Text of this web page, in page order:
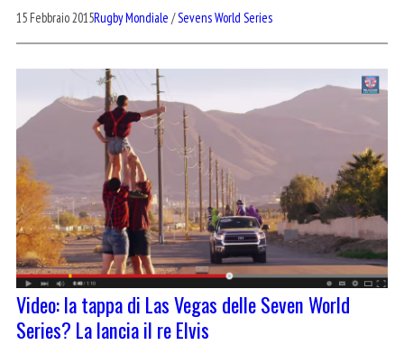
15 Febbraio 2015Rugby Mondiale /Sevens World Series
Video: la tappa di Las Vegas delle Seven World
Series? La lancia il re Elvis